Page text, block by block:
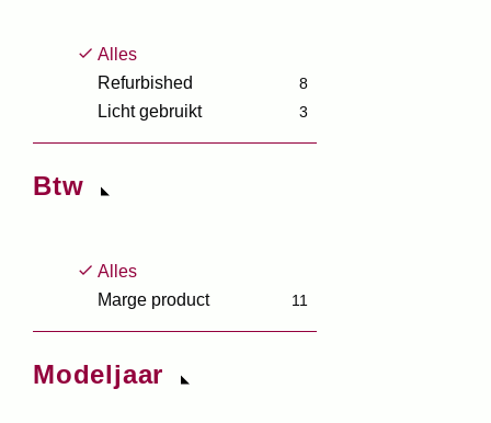
Alles
Refurbished
8
Licht gebruikt 3
Btw
Alles
Marge product
11
Modeljaar